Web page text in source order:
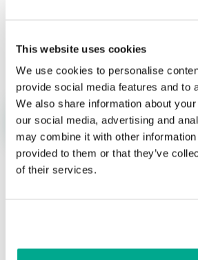
This website uses cookies
We use cookies to personalise
provide social media features and to
We also share information about
our social media, advertising and
may combine it with other information
provided to them or that they’ve
of their services.
Nombre